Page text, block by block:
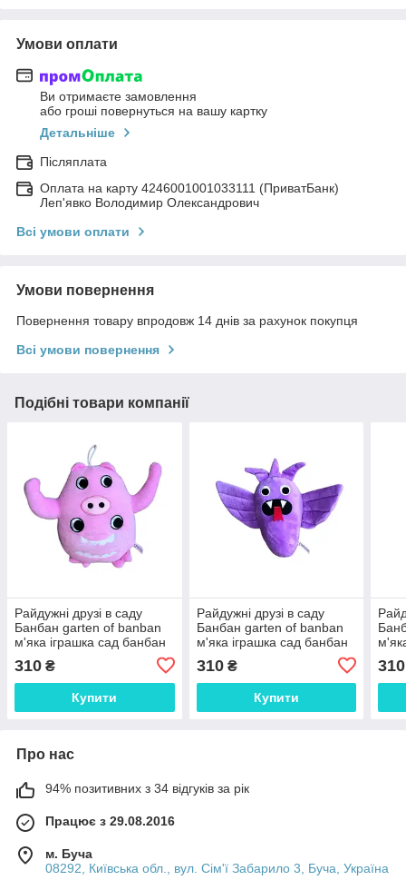
Умови оплати
Ви отримаєте замовлення
або гроші повернуться на вашу картку
Детальніше
Післяплата
Оплата на карту 4246001001033111 (ПриватБанк)
Леп'явко Володимир Олександрович
Всі умови оплати
Умови повернення
Повернення товару впродовж 14 днів за рахунок покупця
Всі умови повернення
Подібні товари компанії
Райдужні друзі в саду
Банбан garten of banban
м'яка іграшка сад банбан
Шеф Пігстер рожевий 20
см
310 ₴
Купити
Райдужні друзі в саду
Банбан garten of banban
м'яка іграшка сад банбан
фіолетовий Сайлент Стів
18 см
310₴
Купити
Сет
310
Про нас
94% позитивних з 34 відгуків за рік
Працює з 29.08.2016
м. Буча
08292, Київська обл., вул. Сім'ї Забарило 3, Буча, Україна